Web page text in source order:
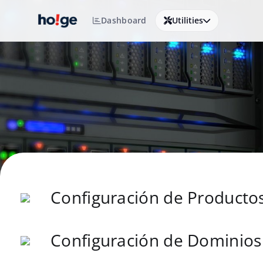
Dashboard Utilities
Configuración de
Configuración de Dominios